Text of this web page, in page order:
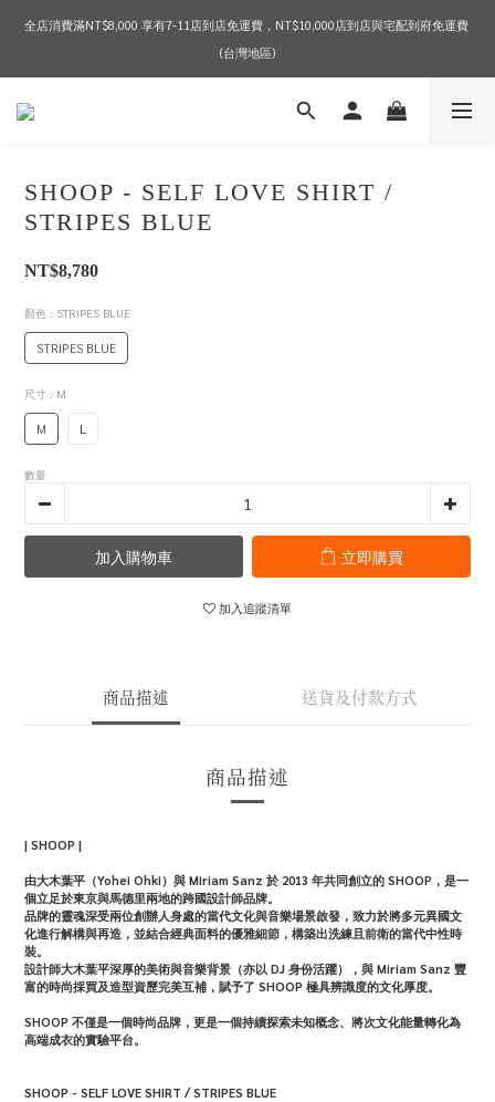
全店消費滿NT$8,000 享有7-11店到店免運費，NT$10,000店到店與宅配到府免運費
(台灣地區)
2026 SPRING & SUMMER SEASON SALE
SHOOP - SELF LOVE SHIRT /
STRIPES BLUE
NT$8,780
顏色 : STRIPES BLUE
STRIPES BLUE
尺寸 : M
M L
數量
加入購物車 立即購買
加入追蹤清單
商品描述 送貨及付款方式
商品描述
| SHOOP |
由大木葉平（Yohei Ohki）與 Miriam Sanz 於 2013 年共同創立的 SHOOP，是一
個立足於東京與馬德里兩地的跨國設計師品牌。
品牌的靈魂深受兩位創辦人身處的當代文化與音樂場景啟發，致力於將多元異國文
化進行解構與再造，並結合經典面料的優雅細節，構築出洗練且前衛的當代中性時
裝。
設計師大木葉平深厚的美術與音樂背景（亦以 DJ 身份活躍），與 Miriam Sanz 豐
富的時尚採買及造型資歷完美互補，賦予了 SHOOP 極具辨識度的文化厚度。
SHOOP 不僅是一個時尚品牌，更是一個持續探索未知概念、將次文化能量轉化為
高端成衣的實驗平台。
SHOOP - SELF LOVE SHIRT / STRIPES BLUE